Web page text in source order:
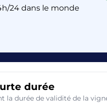
24 dans le monde
durée
la durée de validité de la